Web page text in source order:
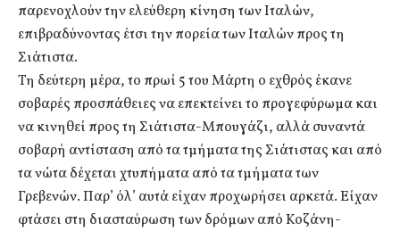
παρενοχλούν την ελεύθερη κίνηση των Ιταλών,
επιβραδύνοντας έτσι την πορεία των Ιταλών προς τη
Σιάτιστα.
Τη δεύτερη μέρα, το πρωί 5 του Μάρτη ο εχθρός έκανε
σοβαρές προσπάθειες να επεκτείνει το προγεφύρωμα και
να κινηθεί προς τη Σιάτιστα-Μπουγάζι, αλλά συναντά
σοβαρή αντίσταση από τα τμήματα της Σιάτιστας και από
τα νώτα δέχεται χτυπήματα από τα τμήματα των
Γρεβενών. Παρ’ όλ’ αυτά είχαν προχωρήσει αρκετά. Είχαν
φτάσει στη διασταύρωση των δρόμων από Κοζάνη-